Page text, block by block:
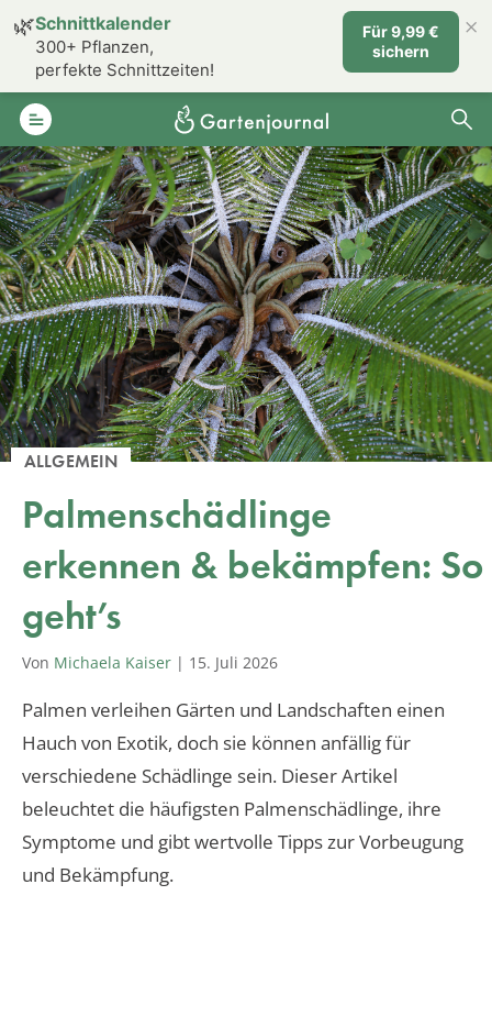
ALLGEMEIN
Palmenschädlinge
erkennen & bekämpfen: So
geht’s
Von Michaela Kaiser | 15. Juli 2026
Palmen verleihen Gärten und Landschaften einen
Hauch von Exotik, doch sie können anfällig für
verschiedene Schädlinge sein. Dieser Artikel
beleuchtet die häufigsten Palmenschädlinge, ihre
Symptome und gibt wertvolle Tipps zur Vorbeugung
und Bekämpfung.
🌿Schnittkalender
300+ Pflanzen,
perfekte Schnittzeiten!
Für 9,99 €
sichern
×